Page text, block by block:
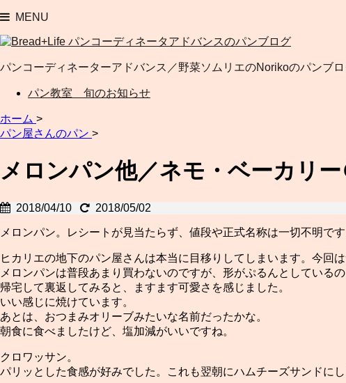
MENU
パンコーディネーターアドバンス／野菜ソムリエのNorikoのパンブロ
パン教室 旬のお知らせ
ホーム >
パン屋さんのパン >
メロンパン他／ネモ・ベーカリ
2018/04/10 2018/05/02
メロンパン。レシートが見当たらず、値段や正式名称は一切不明です
ヒカリエの地下のパン屋さんは本当に目移りしてしまいます。今回
メロンパンは普段あまり買わないのですが、形がぷるんとしている
帰宅して裏返してみると、ますます可愛さを感じました。
いい感じに焼けています。
あとは、おつまみオリーブみたいな名前だったかな。
朝食に食べましたけど、塩加減がいいですね。
クロワッサン。
パリッとした食感が好みでした。これも翌朝にハムチーズサンドにし